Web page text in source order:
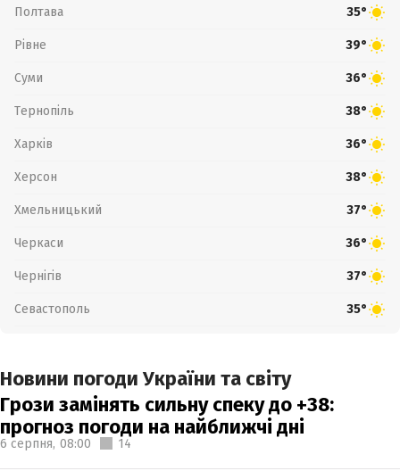
Полтава 35°
Рівне 39°
Суми 36°
Тернопіль 38°
Харків 36°
Херсон 38°
Хмельницький 37°
Черкаси 36°
Чернігів 37°
Севастополь 35°
Новини погоди України та світу
Грози замінять сильну спеку до +38:
прогноз погоди на найближчі дні
6 серпня, 08:00 14